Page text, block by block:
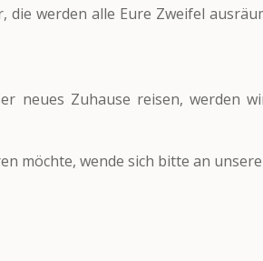
die werden alle Eure Zweifel
neues Zuhause reisen, werden
möchte, wende sich bitte an